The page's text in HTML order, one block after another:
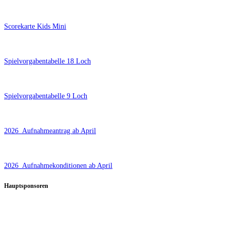
Scorekarte Kids Mini
Spielvorgabentabelle 18 Loch
Spielvorgabentabelle 9 Loch
2026_Aufnahmeantrag ab April
2026_Aufnahmekonditionen ab April
Hauptsponsoren